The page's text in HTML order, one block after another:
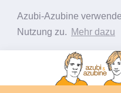
Azubi-Azubine
Nutzung zu. Mehr dazu